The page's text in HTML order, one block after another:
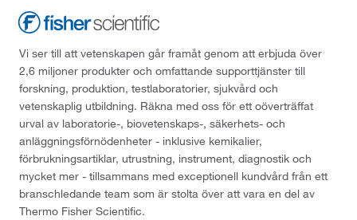
Vi ser till att vetenskapen går framåt genom att erbjuda över
2,6 miljoner produkter och omfattande supporttjänster till
forskning, produktion, testlaboratorier, sjukvård och
vetenskaplig utbildning. Räkna med oss för ett oöverträffat
urval av laboratorie-, biovetenskaps-, säkerhets- och
anläggningsförnödenheter - inklusive kemikalier,
förbrukningsartiklar, utrustning, instrument, diagnostik och
mycket mer - tillsammans med exceptionell kundvård från ett
branschledande team som är stolta över att vara en del av
Thermo Fisher Scientific.